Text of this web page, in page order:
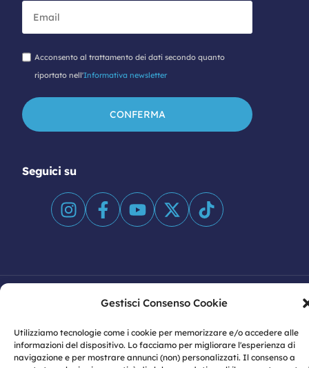
Gestisci Consenso Cookie
Utilizziamo tecnologie come i cookie per memorizzare e/o accedere alle
informazioni del dispositivo. Lo facciamo per migliorare l'esperienza di
navigazione e per mostrare annunci (non) personalizzati. Il consenso a
Acconsento al trattamento dei dati secondo quanto
riportato nell'Informativa newsletter
Seguici su
Gramsci n. 23 – 80122 Napoli | P.IVA: 07774460633
Privacy|Privacy Policy|Cookie Policy|Informativa